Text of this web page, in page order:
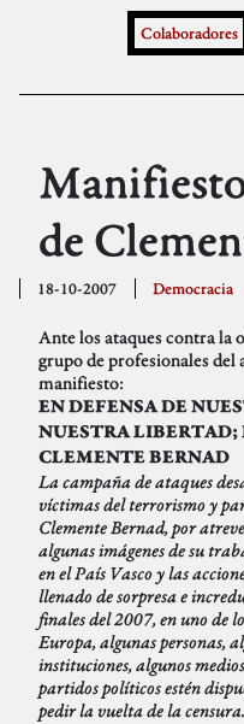
Colaboradores
de
18-10-2007 Democracia
Ante los ataques contra la
grupo de profesionales del
manifiesto:
EN DEFENSA DE
NUESTRA LIBERTAD;
CLEMENTE BERNAD
La campaña de ataques
víctimas del terrorismo y
Clemente Bernad, por
algunas imágenes de su
en el País Vasco y las
llenado de sorpresa e
finales del 2007, en uno de
Europa, algunas personas,
instituciones, algunos
partidos políticos estén
pedir la vuelta de la censura.